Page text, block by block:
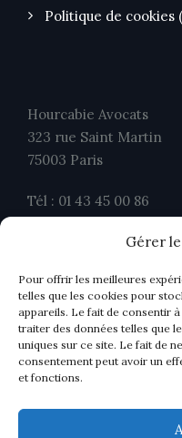
Gérer
Pour offrir les meilleures
telles que les cookies pour
appareils. Le fait de consentir
traiter des données telles que
uniques sur ce site. Le fait de
consentement peut avoir un
et fonctions.
Politique de cookies
Hourcabie Avocats
323 rue Saint Martin
75003 Paris
Tél : 01 43 45 00 86
contact@ahavocats.fr